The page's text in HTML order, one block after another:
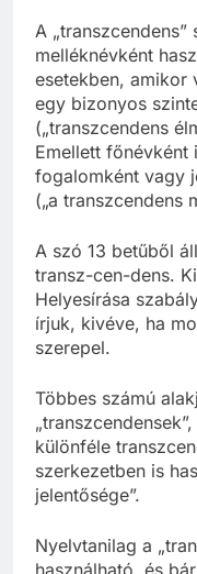
A
melléknévként
esetekben, amikor
egy bizonyos
(„transzcendens
Emellett
fogalomként vagy
(„a transzcendens
A szó 13 betűből
transz-cen-dens.
Helyesírása
írjuk, kivéve, ha
szerepel.
Többes számú
különféle
szerkezetben is
jelentősége”.
Nyelvtanilag a